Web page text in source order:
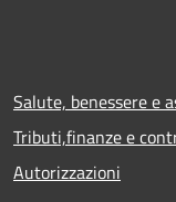
Salute, benessere e
Tributi,finanze e
Autorizzazioni